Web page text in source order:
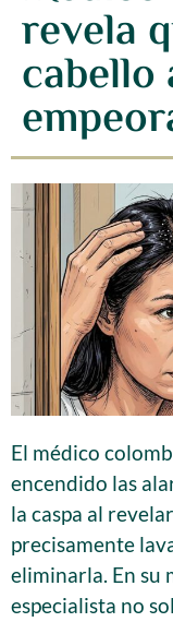
revela
cabello
El médico
encendido las
la caspa al
precisamente
eliminarla. En su
especialista no